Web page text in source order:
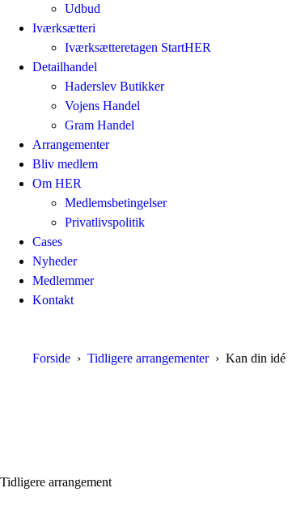
Udbud
Iværksætteri
Iværksætteretagen StartHER
Detailhandel
Haderslev Butikker
Vojens Handel
Gram Handel
Arrangementer
Bliv medlem
Om HER
Medlemsbetingelser
Privatlivspolitik
Cases
Nyheder
Medlemmer
Kontakt
Forside Tidligere arrangementer Kan din idé
Tidligere arrangement